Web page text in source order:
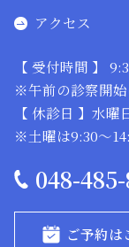
アクセス
【 受付時間 】
※午前の診察開
【 休診日 】水曜
※土曜は9:30～
048-
ご予約は